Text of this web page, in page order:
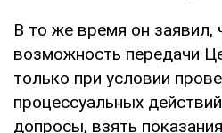
В то же время он заявил,
возможность передачи
только при условии
процессуальных
допросы, взять